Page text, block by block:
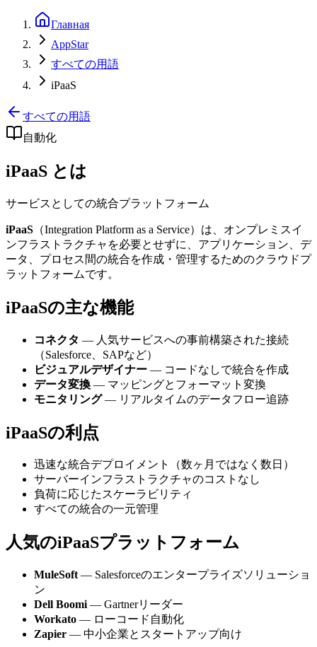
Главная
AppStar
すべての用語
iPaaS
すべての用語
自動化
iPaaS とは
サービスとしての統合プラットフォーム
iPaaS （Integration Platform as a Service）は、オンプレミスイ
ンフラストラクチャを必要とせずに、アプリケーション、デ
ータ、プロセス間の統合を作成・管理するためのクラウドプ
ラットフォームです。
iPaaSの主な機能
コネクタ — 人気サービスへの事前構築された接続
（Salesforce、SAPなど）
ビジュアルデザイナー — コードなしで統合を作成
データ変換 — マッピングとフォーマット変換
モニタリング— リアルタイムのデータフロー追跡
iPaaSの利点
迅速な統合デプロイメント（数ヶ月ではなく数日）
サーバーインフラストラクチャのコストなし
負荷に応じたスケーラビリティ
すべての統合の一元管理
人気のiPaaSプラットフォーム
MuleSoft — Salesforceのエンタープライズソリューショ
ン
Dell Boomi — Gartnerリーダー
Workato — ローコード自動化
Zapier — 中小企業とスタートアップ向け